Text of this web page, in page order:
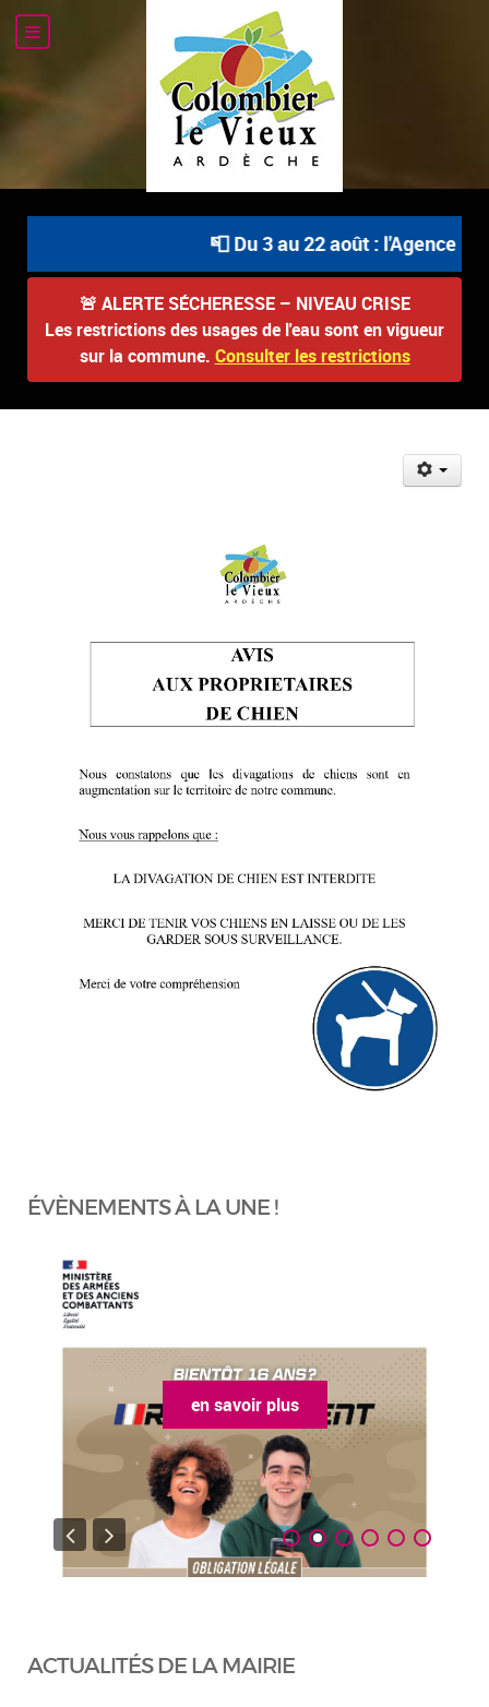
📮 Du 3 au 22 août : l'Agence
🚨 ALERTE SÉCHERESSE – NIVEAU CRISE
Les restrictions des usages de l'eau sont en vigueur
sur la commune. Consulter les restrictions
ÉVÈNEMENTS À LA UNE !
en savoir plus
ACTUALITÉS DE LA MAIRIE